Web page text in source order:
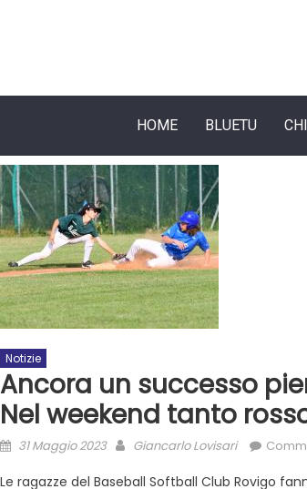
HOME BLUETU
Notizie
Ancora un successo
Nel weekend tanto
31 Maggio 2023 Giancarlo Lovisari
Le ragazze del Baseball Softball Club Rovigo